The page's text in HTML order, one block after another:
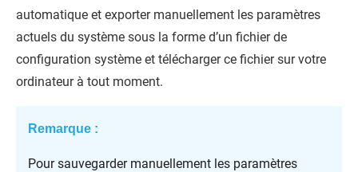
automatique et exporter manuellement les paramètres
actuels du système sous la forme d’un fichier de
configuration système et télécharger ce fichier sur votre
ordinateur à tout moment.
Remarque :
Pour sauvegarder manuellement les paramètres